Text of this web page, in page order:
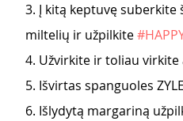
3. Į kitą keptuvę suberkite
miltelių ir užpilkite
4. Užvirkite ir toliau
5. Išvirtas spanguoles
6. Išlydytą margariną